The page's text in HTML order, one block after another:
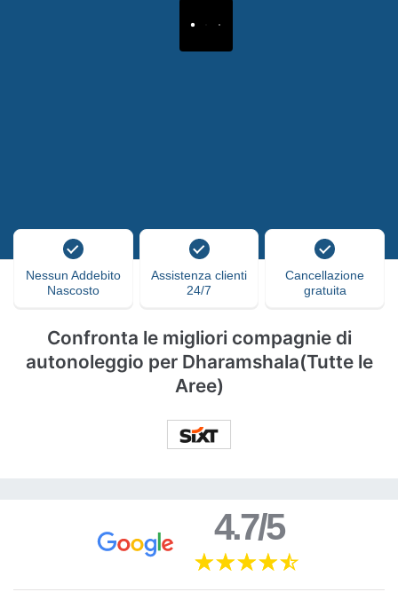
Nessun Addebito
Nascosto
Assistenza clienti
24/7
Cancellazione
gratuita
Confronta le migliori compagnie di
autonoleggio per Dharamshala(Tutte le
Aree)
4.7/5